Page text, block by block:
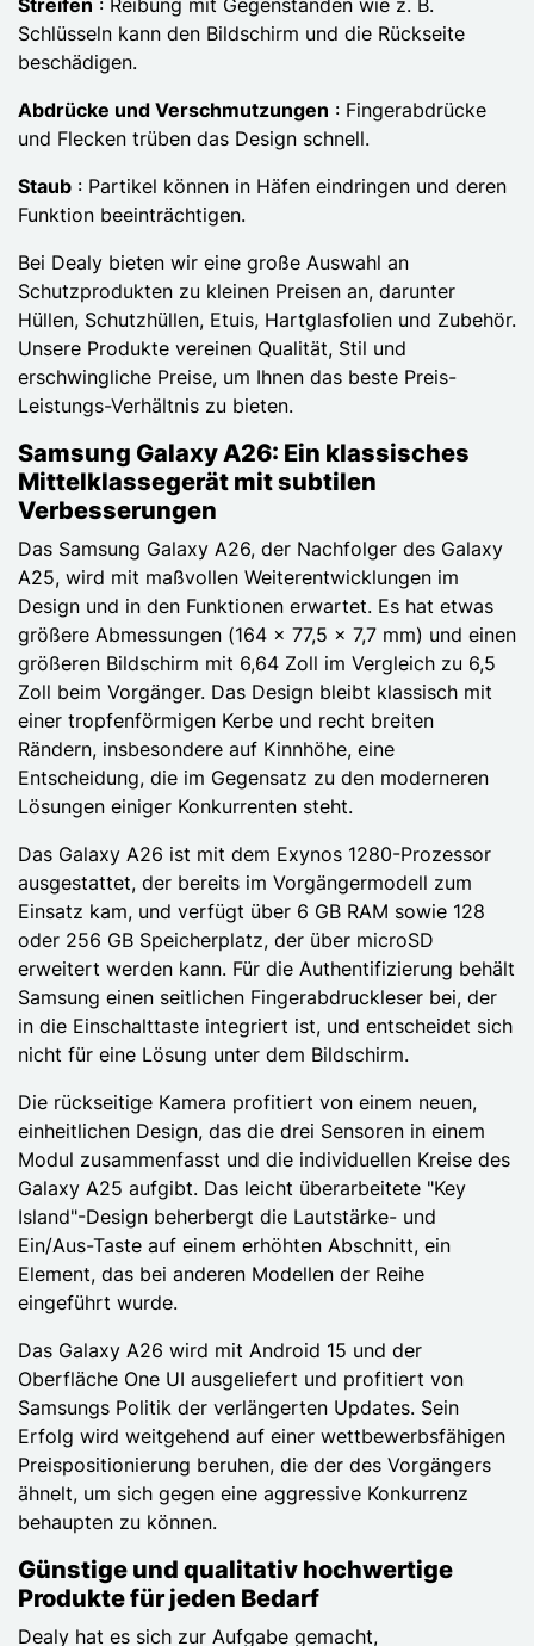
Schlüsseln kann den Bildschirm und die Rückseite
beschädigen.
Abdrücke und Verschmutzungen : Fingerabdrücke
und Flecken trüben das Design schnell.
Staub : Partikel können in Häfen eindringen und deren
Funktion beeinträchtigen.
Bei Dealy bieten wir eine große Auswahl an
Schutzprodukten zu kleinen Preisen an, darunter
Hüllen, Schutzhüllen, Etuis, Hartglasfolien und Zubehör.
Unsere Produkte vereinen Qualität, Stil und
erschwingliche Preise, um Ihnen das beste Preis-
Leistungs-Verhältnis zu bieten.
Samsung Galaxy A26: Ein klassisches
Mittelklassegerät mit subtilen
Verbesserungen
Das Samsung Galaxy A26, der Nachfolger des Galaxy
A25, wird mit maßvollen Weiterentwicklungen im
Design und in den Funktionen erwartet. Es hat etwas
größere Abmessungen (164 x 77,5 x 7,7 mm) und einen
größeren Bildschirm mit 6,64 Zoll im Vergleich zu 6,5
Zoll beim Vorgänger. Das Design bleibt klassisch mit
einer tropfenförmigen Kerbe und recht breiten
Rändern, insbesondere auf Kinnhöhe, eine
Entscheidung, die im Gegensatz zu den moderneren
Lösungen einiger Konkurrenten steht.
Das Galaxy A26 ist mit dem Exynos 1280-Prozessor
ausgestattet, der bereits im Vorgängermodell zum
Einsatz kam, und verfügt über 6 GB RAM sowie 128
oder 256 GB Speicherplatz, der über microSD
erweitert werden kann. Für die Authentifizierung behält
Samsung einen seitlichen Fingerabdruckleser bei, der
in die Einschalttaste integriert ist, und entscheidet sich
nicht für eine Lösung unter dem Bildschirm.
Die rückseitige Kamera profitiert von einem neuen,
einheitlichen Design, das die drei Sensoren in einem
Modul zusammenfasst und die individuellen Kreise des
Galaxy A25 aufgibt. Das leicht überarbeitete "Key
Island"-Design beherbergt die Lautstärke- und
Ein/Aus-Taste auf einem erhöhten Abschnitt, ein
Element, das bei anderen Modellen der Reihe
eingeführt wurde.
Das Galaxy A26 wird mit Android 15 und der
Oberfläche One UI ausgeliefert und profitiert von
Samsungs Politik der verlängerten Updates. Sein
Erfolg wird weitgehend auf einer wettbewerbsfähigen
Preispositionierung beruhen, die der des Vorgängers
ähnelt, um sich gegen eine aggressive Konkurrenz
behaupten zu können.
Günstige und qualitativ hochwertige
Produkte für jeden Bedarf
Dealy hat es sich zur Aufgabe gemacht,